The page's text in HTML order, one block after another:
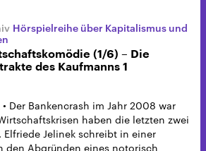
Hörspielreihe über Kapitalismus und
(1/6) – Die
des Kaufmanns 1
Der Bankencrash im Jahr 2008 war
haben die letzten zwei
Elfriede Jelinek schreibt in einer
den Abgründen eines notorisch